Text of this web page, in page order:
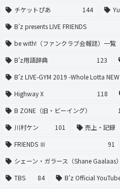
チケットぴあ
144
B’z presents LIVE FRIENDS
be with!（ファンクラブ会報誌）一覧
B'z用語辞典
123
B'z LIVE-GYM 2019 -Whole Lotta NEW
Highway X
118
B ZONE（旧・ビーイング）
川村ケン
101 売上・記録
FRIENDS Ⅲ
91
シェーン・ガラース（Shane Gaalaas）
TBS
84 B'z Official